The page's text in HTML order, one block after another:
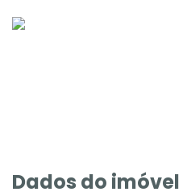
Dados do imóvel